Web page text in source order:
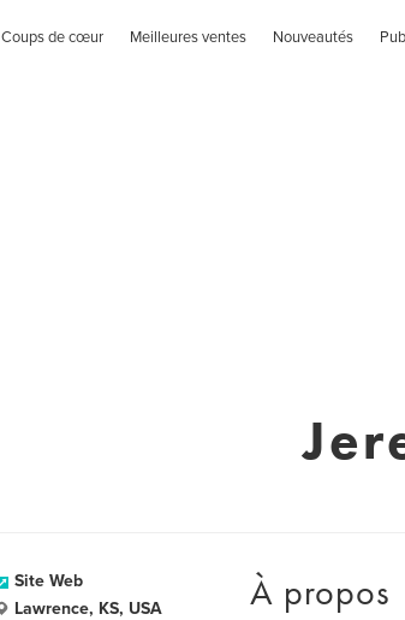
Coups de cœur Meilleures ventes Nouveautés
Site Web
Lawrence, KS, USA
À propos